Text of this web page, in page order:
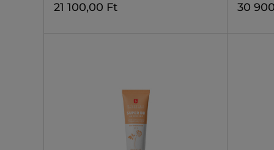
21 100,00 Ft 30